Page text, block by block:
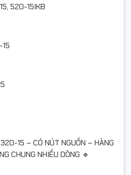
520-15IKB
15 – CÓ NÚT NGUỒN – HÀNG
CHUNG NHIỀU DÒNG 🔹